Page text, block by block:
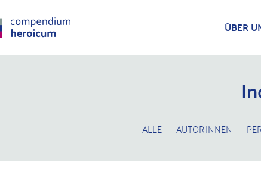
ÜBER
ALLE AUTOR:INNEN